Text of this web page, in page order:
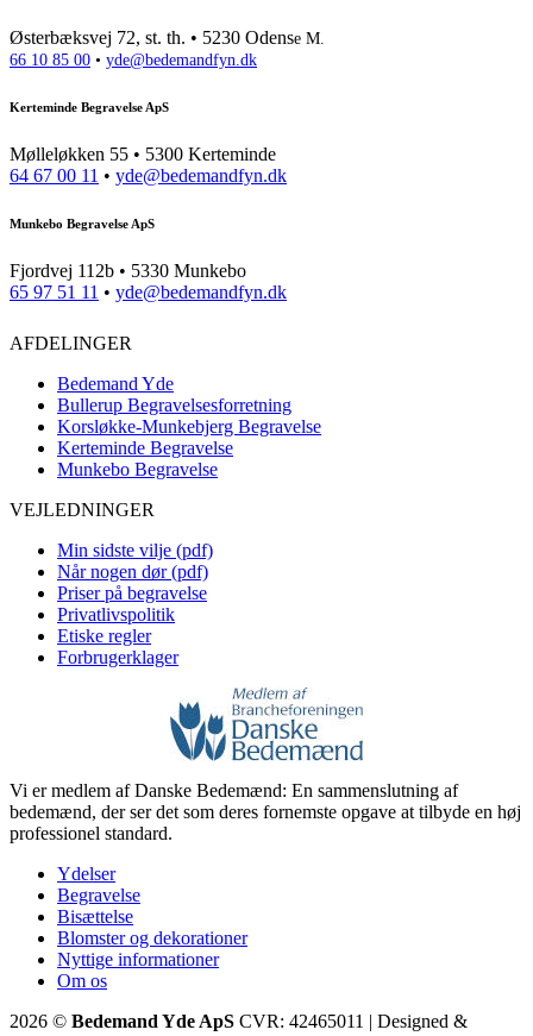
Østerbæksvej 72, st. th. • 5230 Odense M.
66 10 85 00 • yde@bedemandfyn.dk
Kerteminde Begravelse ApS
Mølleløkken 55 • 5300 Kerteminde
64 67 00 11 • yde@bedemandfyn.dk
Munkebo Begravelse ApS
Fjordvej 112b • 5330 Munkebo
65 97 51 11 • yde@bedemandfyn.dk
AFDELINGER
Bedemand Yde
Bullerup Begravelsesforretning
Korsløkke-Munkebjerg Begravelse
Kerteminde Begravelse
Munkebo Begravelse
VEJLEDNINGER
Min sidste vilje (pdf)
Når nogen dør (pdf)
Priser på begravelse
Privatlivspolitik
Etiske regler
Forbrugerklager
Vi er medlem af Danske Bedemænd: En sammenslutning af
bedemænd, der ser det som deres fornemste opgave at tilbyde en høj
professionel standard.
Ydelser
Begravelse
Bisættelse
Blomster og dekorationer
Nyttige informationer
Om os
2026 © Bedemand Yde ApS CVR: 42465011 | Designed &